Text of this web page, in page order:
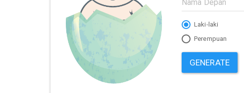
Laki-laki
Perempuan
GENERATE